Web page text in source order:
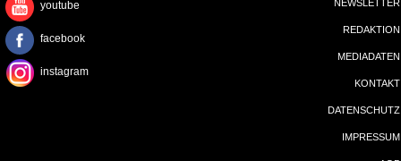
youtube
facebook
instagram
NEWSLETTER
REDAKTION
MEDIADATEN
KONTAKT
DATENSCHUTZ
IMPRESSUM